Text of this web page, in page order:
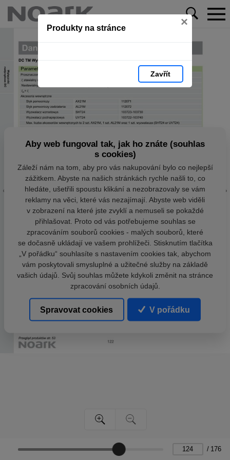
Produkty na stránce ×
Zavřít
/ 176
Aby web fungoval tak, jak ho znáte (souhlas
s cookies)
Záleží nám na tom, aby pro vás nakupování bylo co nejlepší
zážitkem. Abyste na našich stránkách rychle našli to, co
hledáte, ušetřili spoustu klikání a nezobrazovaly se vám
reklamy na věci, které vás nezajímají. Abyste web viděli
v zobrazení na které jste zvyklí a nemuseli se pokaždé
přihlašovat. Proto od vás potřebujeme souhlas se
zpracováním souborů cookies - malých souborů, které
se dočasně ukládají ve vašem prohlížeči. Stisknutím tlačítka
„V pořádku“ souhlasíte s nastavením cookies tak, abychom
vám poskytovali smysluplné a užitečné služby na základě
vašich údajů. Svůj souhlas můžete kdykoli změnit na stránce
zpracování osobních údajů.
Spravovat cookies V pořádku